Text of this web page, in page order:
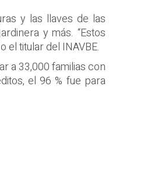
y las llaves de las
y más. “Estos
titular del INAVBE.
a 33,000 familias con
el 96 % fue para